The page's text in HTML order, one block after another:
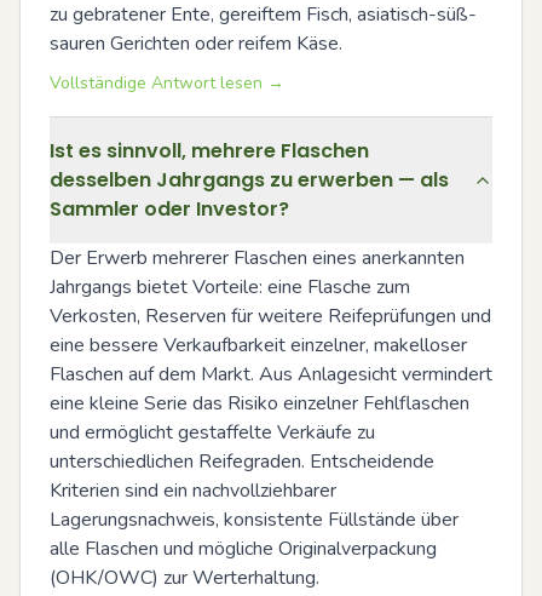
zu gebratener Ente, gereiftem Fisch, asiatisch-süß-
sauren Gerichten oder reifem Käse.
Vollständige Antwort lesen →
Ist es sinnvoll, mehrere Flaschen
desselben Jahrgangs zu erwerben — als
Sammler oder Investor?
Der Erwerb mehrerer Flaschen eines anerkannten
Jahrgangs bietet Vorteile: eine Flasche zum
Verkosten, Reserven für weitere Reifeprüfungen und
eine bessere Verkaufbarkeit einzelner, makelloser
Flaschen auf dem Markt. Aus Anlagesicht vermindert
eine kleine Serie das Risiko einzelner Fehlflaschen
und ermöglicht gestaffelte Verkäufe zu
unterschiedlichen Reifegraden. Entscheidende
Kriterien sind ein nachvollziehbarer
Lagerungsnachweis, konsistente Füllstände über
alle Flaschen und mögliche Originalverpackung
(OHK/OWC) zur Werterhaltung.